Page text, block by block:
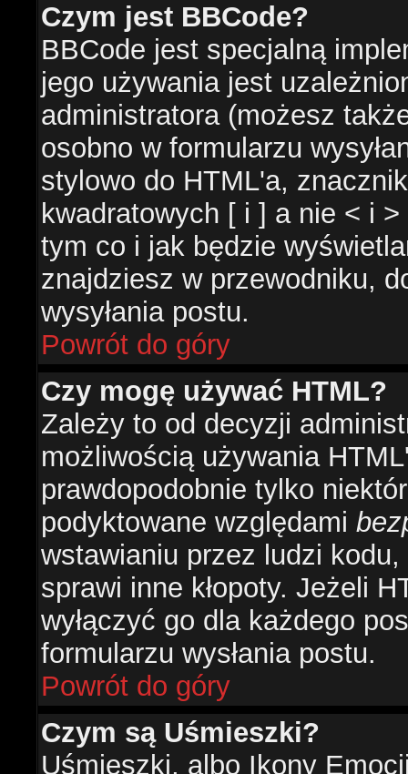
Czym jest BBCode?
BBCode jest specjalną
jego używania jest
administratora (możesz
osobno w formularzu
stylowo do HTML'a,
kwadratowych [ i ] a nie < i
tym co i jak będzie
znajdziesz w przewodniku,
wysyłania postu.
Powrót do góry
Czy mogę używać HTML?
Zależy to od decyzji
możliwością używania
prawdopodobnie tylko
podyktowane względami
wstawianiu przez ludzi
sprawi inne kłopoty. Jeżeli
wyłączyć go dla każdego
formularzu wysłania postu.
Powrót do góry
Czym są Uśmieszki?
Uśmieszki, albo Ikony